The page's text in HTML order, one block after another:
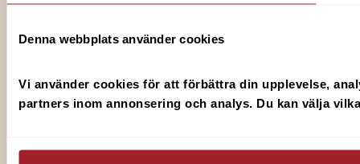
Denna webbplats använder cookies
Vi använder cookies för att förbättra din upplevelse,
partners inom annonsering och analys. Du kan välja